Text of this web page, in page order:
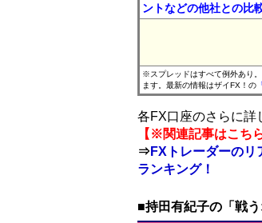
ントなどの他社との比
※スプレッドはすべて例外あり
ます。最新の情報はザイFX！の
各FX口座のさらに詳
【※関連記事はこち
⇒FXトレーダーの
ランキング！
■持田有紀子の「戦